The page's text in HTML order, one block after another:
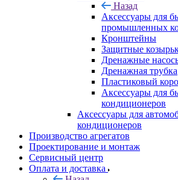
Назад
Аксессуары для
промышленных
Кронштейны
Защитные
Дренажные
Дренажная трубка
Пластиковый
Аксессуары для
кондиционеров
Аксессуары для
кондиционеров
Производство агрегатов
Проектирование и монтаж
Сервисный центр
Оплата и доставка